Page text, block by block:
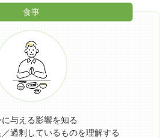
食事
与える影響を知る
過剰しているものを理解する